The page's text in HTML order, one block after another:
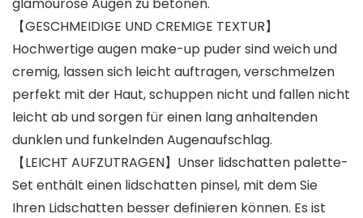
【GESCHMEIDIGE UND CREMIGE TEXTUR】
Hochwertige augen make-up puder sind weich und
cremig, lassen sich leicht auftragen, verschmelzen
perfekt mit der Haut, schuppen nicht und fallen nicht
leicht ab und sorgen für einen lang anhaltenden
dunklen und funkelnden Augenaufschlag.
【LEICHT AUFZUTRAGEN】Unser lidschatten palette-
Set enthält einen lidschatten pinsel, mit dem Sie
Ihren Lidschatten besser definieren können. Es ist